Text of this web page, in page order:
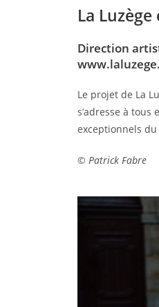
La
Direction
Le projet de La
s’adresse à
exceptionnels
© Patrick Fabre